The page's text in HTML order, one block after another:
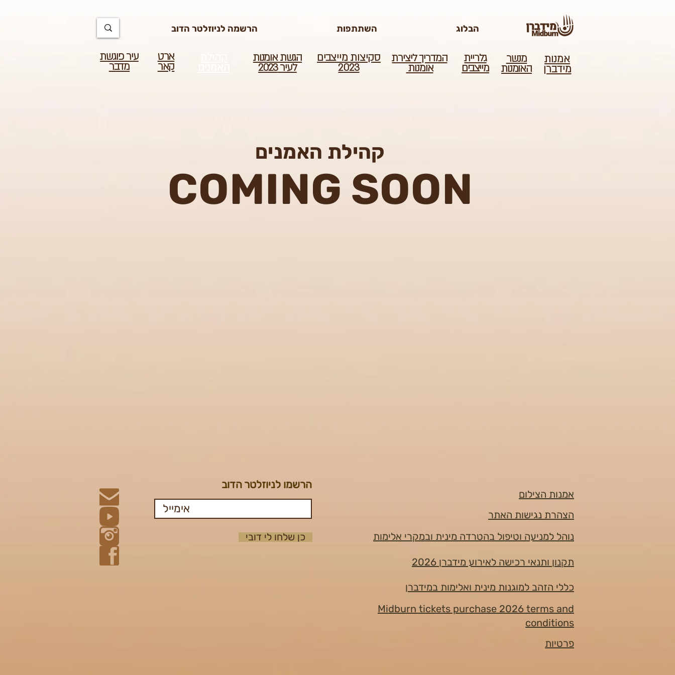
הבלוג השתתפות הרשמה לניוזלטר הדוב
עיר פוגשת
מדבר
ארט
קאר
הגשת אומנות
לעיר 2023
סקיצות מייצבים
2023
המדריך ליצירת
אומנות
גלריית
מייצבים
מנשר
האומנות
אמנות
מידברן
קהילת האמנים
COMING SOON
הרשמו לניוזלטר הדוב
כן שלחו לי דובי
אמנות הצילום
הצהרת נגישות האתר
נוהל למניעה וטיפול בהטרדה מינית ובמקרי אלימות
תקנון ותנאי רכישה לאירוע מידברן 2026
כללי הזהב למוגנות מינית ואלימות במידברן
Midburn tickets purchase 2026 terms and
conditions
פרטיות